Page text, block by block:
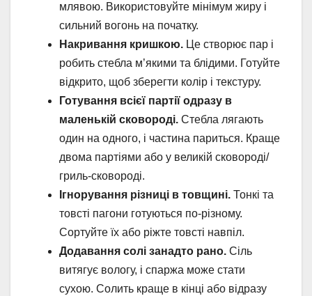
млявою. Використовуйте мінімум жиру і
сильний вогонь на початку.
Накривання кришкою. Це створює пар і
робить стебла м’якими та блідими. Готуйте
відкрито, щоб зберегти колір і текстуру.
Готування всієї партії одразу в
маленькій сковороді. Стебла лягають
один на одного, і частина париться. Краще
двома партіями або у великій сковороді/
гриль-сковороді.
Ігнорування різниці в товщині. Тонкі та
товсті пагони готуються по-різному.
Сортуйте їх або ріжте товсті навпіл.
Додавання солі занадто рано. Сіль
витягує вологу, і спаржа може стати
сухою. Солить краще в кінці або відразу